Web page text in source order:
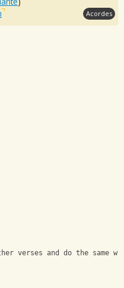
Acordes
verses and do the same